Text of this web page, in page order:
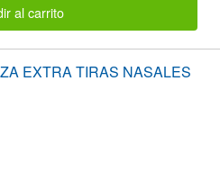
al carrito
EXTRA TIRAS NASALES